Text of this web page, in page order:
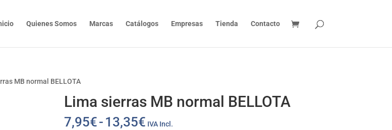
Quienes Somos Marcas Catálogos Empresas Tienda Contacto
MB normal BELLOTA
Lima sierras MB normal BELLOTA
7,95€- 13,35€Rango
IVA Incl.